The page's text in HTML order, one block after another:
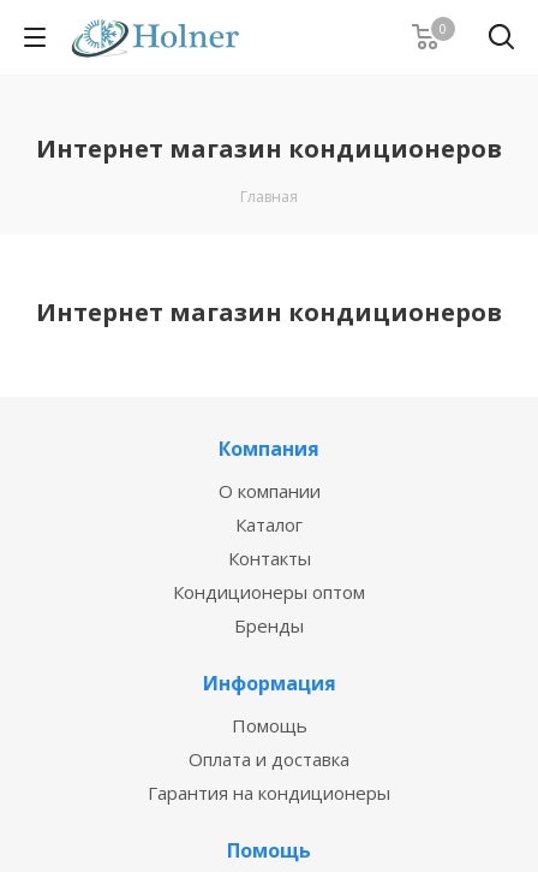
0
Интернет магазин кондиционеров
Главная
Интернет магазин кондиционеров
Компания
О компании
Каталог
Контакты
Кондиционеры оптом
Бренды
Информация
Помощь
Оплата и доставка
Гарантия на кондиционеры
Помощь